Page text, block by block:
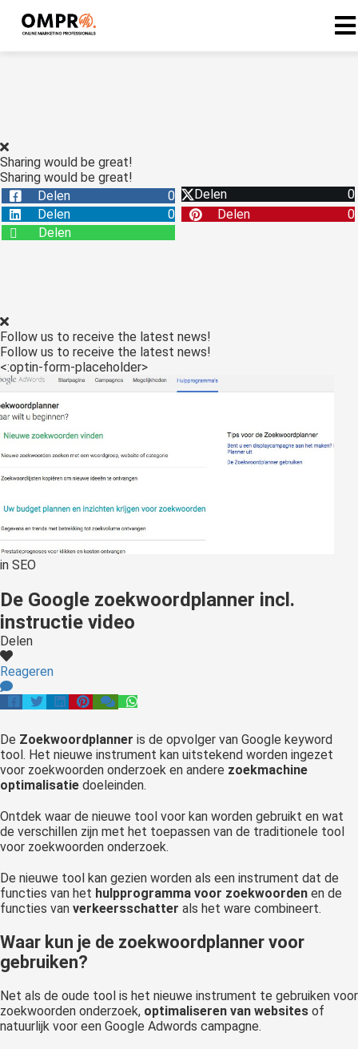
Sharing would be great!
Sharing would be great!
Delen
0 Delen
0
Delen
0 Delen
0
Delen
Follow us to receive the latest news!
Follow us to receive the latest news!
<:optin-form-placeholder>
in SEO
De Google zoekwoordplanner incl.
instructie video
Delen
Reageren
De Zoekwoordplanner is de opvolger van Google keyword
tool. Het nieuwe instrument kan uitstekend worden ingezet
voor zoekwoorden onderzoek en andere zoekmachine
optimalisatie doeleinden.
Ontdek waar de nieuwe tool voor kan worden gebruikt en wat
de verschillen zijn met het toepassen van de traditionele tool
voor zoekwoorden onderzoek.
De nieuwe tool kan gezien worden als een instrument dat de
functies van het hulpprogramma voor zoekwoorden en de
functies van verkeersschatter als het ware combineert.
Waar kun je de zoekwoordplanner voor
gebruiken?
Net als de oude tool is het nieuwe instrument te gebruiken voor
zoekwoorden onderzoek, optimaliseren van websites of
natuurlijk voor een Google Adwords campagne.
zijn
deze
kan de
niet
worden
te
over
op
gebruikt
te
de
Hierdoor
website-